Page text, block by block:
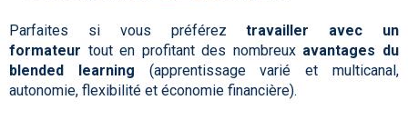
Parfaites si vous préféreztravailler avec un
formateur tout en profitant des nombreux avantages du
blended learning (apprentissage varié et multicanal,
autonomie, flexibilité et économie financière).